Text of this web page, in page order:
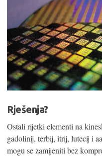
Rješenja?
Ostali rijetki elementi na
gadolinij, terbij, itrij, lutecij i
mogu se zamijeniti bez